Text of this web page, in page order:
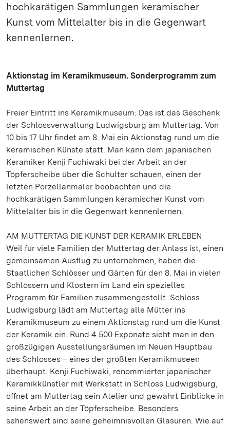
hochkarätigen Sammlungen keramischer
Kunst vom Mittelalter bis in die Gegenwart
kennenlernen.
Aktionstag im Keramikmuseum. Sonderprogramm zum
Muttertag
Freier Eintritt ins Keramikmuseum: Das ist das Geschenk
der Schlossverwaltung Ludwigsburg am Muttertag. Von
10 bis 17 Uhr findet am 8. Mai ein Aktionstag rund um die
keramischen Künste statt. Man kann dem japanischen
Keramiker Kenji Fuchiwaki bei der Arbeit an der
Töpferscheibe über die Schulter schauen, einen der
letzten Porzellanmaler beobachten und die
hochkarätigen Sammlungen keramischer Kunst vom
Mittelalter bis in die Gegenwart kennenlernen.
AM MUTTERTAG DIE KUNST DER KERAMIK ERLEBEN
Weil für viele Familien der Muttertag der Anlass ist, einen
gemeinsamen Ausflug zu unternehmen, haben die
Staatlichen Schlösser und Gärten für den 8. Mai in vielen
Schlössern und Klöstern im Land ein spezielles
Programm für Familien zusammengestellt. Schloss
Ludwigsburg lädt am Muttertag alle Mütter ins
Keramikmuseum zu einem Aktionstag rund um die Kunst
der Keramik ein. Rund 4.500 Exponate sieht man in den
großzügigen Ausstellungsräumen im Neuen Hauptbau
des Schlosses – eines der größten Keramikmuseen
überhaupt. Kenji Fuchiwaki, renommierter japanischer
Keramikkünstler mit Werkstatt in Schloss Ludwigsburg,
öffnet am Muttertag sein Atelier und gewährt Einblicke in
seine Arbeit an der Töpferscheibe. Besonders
sehenswert sind seine geheimnisvollen Glasuren. Wie auf